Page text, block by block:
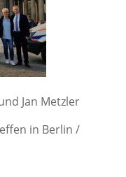
Jan Metzler
in Berlin /